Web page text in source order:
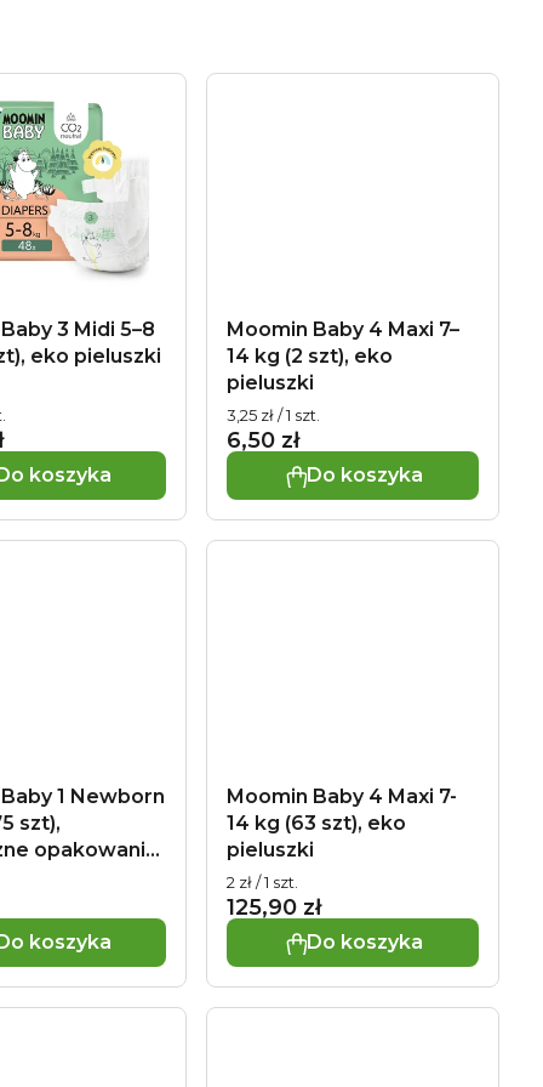
3 Midi 5–8
eko pieluszki
koszyka
Moomin Baby 4 Maxi 7–
14 kg (2 szt), eko
pieluszki
6,50 zł
Cena
jednostkowa:
3,25 zł / 1 szt.
Do koszyka
1 Newborn
szt),
opakowanie
koszyka
Moomin Baby 4 Maxi 7-
14 kg (63 szt), eko
pieluszki
125,90 zł
Cena
jednostkowa:
2 zł / 1 szt.
Do koszyka